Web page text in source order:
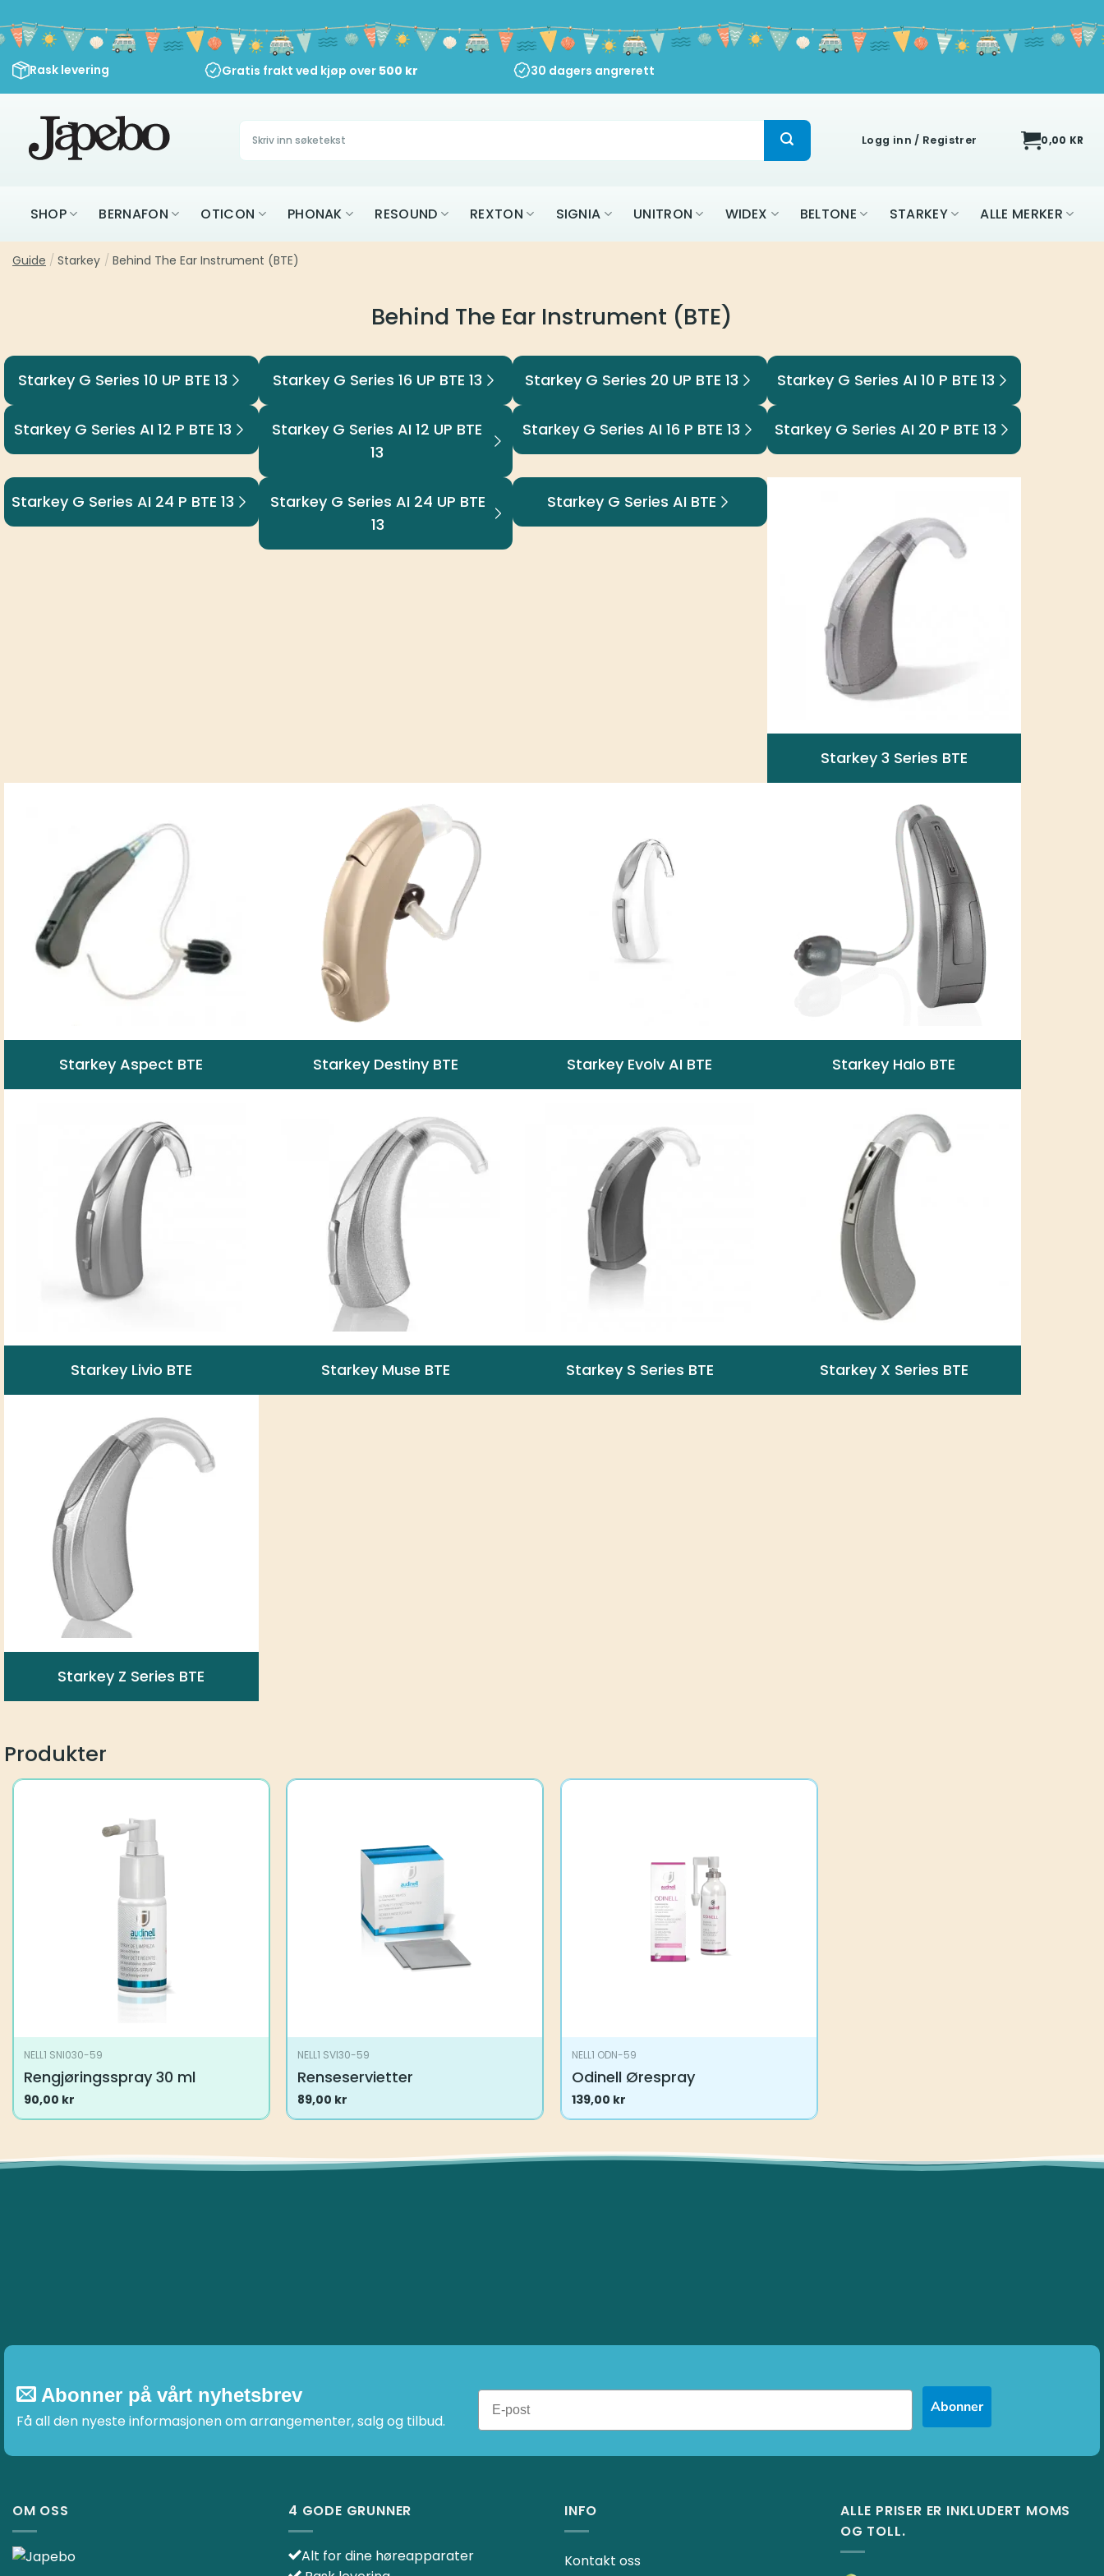
to
content
Rask levering Gratis frakt ved kjøp over 500 kr 30 dagers angrerett
Søk
etter:
Logg inn / Registrer 0,00 KR
SHOP BERNAFON OTICON PHONAK RESOUND REXTON SIGNIA UNITRON WIDEX BELTONE STARKEY ALLE MERKER
Guide / Starkey / Behind The Ear Instrument (BTE)
Behind The Ear Instrument (BTE)
Starkey G Series 10 UP BTE 13 Starkey G Series 16 UP BTE 13 Starkey G Series 20 UP BTE 13 Starkey G Series AI 10 P BTE 13
Starkey G Series AI 12 P BTE 13
Starkey G Series AI 12 UP BTE
13
Starkey G Series AI 16 P BTE 13 Starkey G Series AI 20 P BTE 13
Starkey G Series AI 24 P BTE 13
Starkey G Series AI 24 UP BTE
13
Starkey G Series AI BTE
Starkey 3 Series BTE
Starkey Aspect BTE Starkey Destiny BTE Starkey Evolv AI BTE Starkey Halo BTE
Starkey Livio BTE Starkey Muse BTE Starkey S Series BTE Starkey X Series BTE
Starkey Z Series BTE
Produkter
NELL1 SNI030-59
Rengjøringsspray 30 ml
90,00 kr
NELL1 SVI30-59
Renseservietter
89,00 kr
NELL1 ODN-59
Odinell Ørespray
139,00 kr
Abonner på vårt nyhetsbrev
Få all den nyeste informasjonen om arrangementer, salg og tilbud.
Abonner
OM OSS 4 GODE GRUNNER
Alt for dine høreapparater
INFO
Kontakt oss
ALLE PRISER ER INKLUDERT MOMS
OG TOLL.